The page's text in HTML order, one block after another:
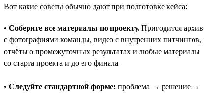
Вот какие советы обычно дают при подготовке кейса:
• Соберите все материалы по проекту. Пригодится архив
с фотографиями команды, видео с внутренних питчингов,
отчёты о промежуточных результатах и любые материалы
со старта проекта и до его финала
• Следуйте стандартной форме: проблема → решение →